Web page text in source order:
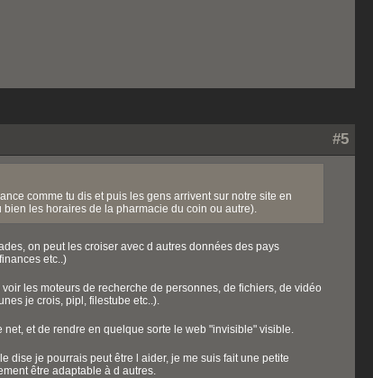
#5
comme tu dis et puis les gens arrivent sur notre site en
les horaires de la pharmacie du coin ou autre).
on peut les croiser avec d autres données des pays
etc..)
les moteurs de recherche de personnes, de fichiers, de vidéo
je crois, pipl, filestube etc..).
et de rendre en quelque sorte le web "invisible" visible.
dise je pourrais peut être l aider, je me suis fait une petite
être adaptable à d autres.